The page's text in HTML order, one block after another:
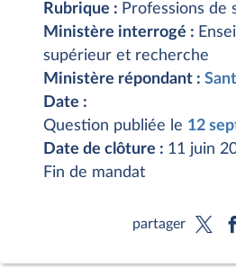
Rubrique : Professions de
Ministère interrogé :
supérieur et recherche
Ministère répondant :
Date :
Question publiée le 12
Date de clôture : 11 juin
Fin de mandat
partager